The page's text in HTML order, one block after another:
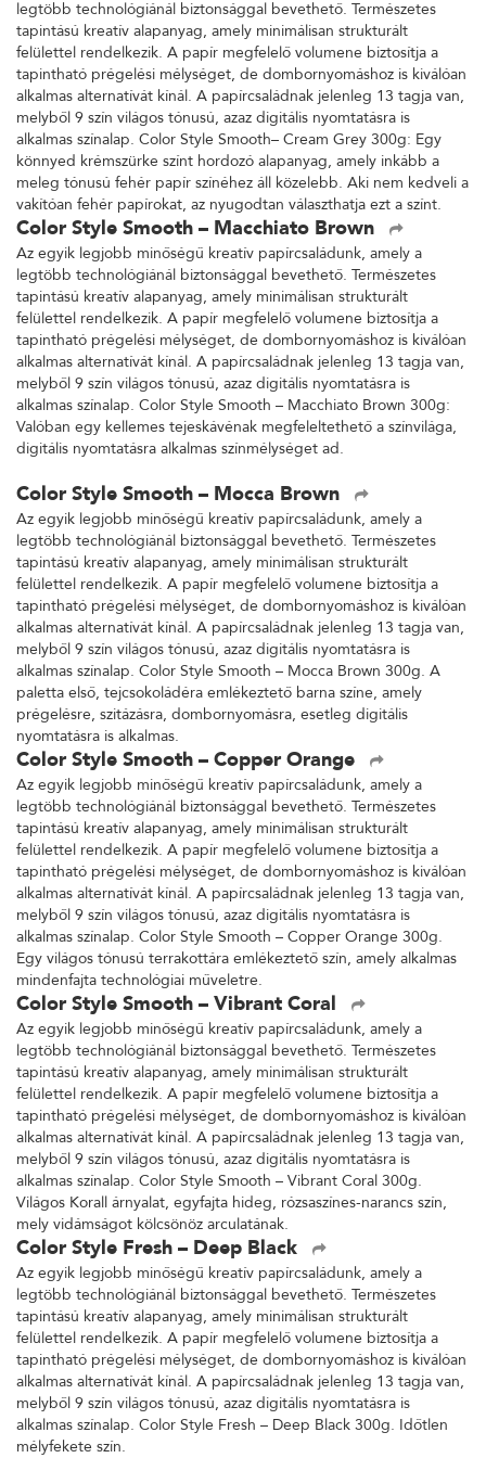
legtöbb technológiánál biztonsággal bevethető. Természetes
tapintású kreatív alapanyag, amely minimálisan strukturált
felülettel rendelkezik. A papír megfelelő volumene biztosítja a
tapintható prégelési mélységet, de dombornyomáshoz is kiválóan
alkalmas alternatívát kínál. A papírcsaládnak jelenleg 13 tagja van,
melyből 9 szín világos tónusú, azaz digitális nyomtatásra is
alkalmas színalap. Color Style Smooth– Cream Grey 300g: Egy
könnyed krémszürke színt hordozó alapanyag, amely inkább a
meleg tónusú fehér papír színéhez áll közelebb. Aki nem kedveli a
vakítóan fehér papírokat, az nyugodtan választhatja ezt a színt.
Color Style Smooth – Macchiato Brown
Az egyik legjobb minőségű kreatív papírcsaládunk, amely a
legtöbb technológiánál biztonsággal bevethető. Természetes
tapintású kreatív alapanyag, amely minimálisan strukturált
felülettel rendelkezik. A papír megfelelő volumene biztosítja a
tapintható prégelési mélységet, de dombornyomáshoz is kiválóan
alkalmas alternatívát kínál. A papírcsaládnak jelenleg 13 tagja van,
melyből 9 szín világos tónusú, azaz digitális nyomtatásra is
alkalmas színalap. Color Style Smooth – Macchiato Brown 300g:
Valóban egy kellemes tejeskávénak megfeleltethető a színvilága,
digitális nyomtatásra alkalmas színmélységet ad.
Color Style Smooth – Mocca Brown
Az egyik legjobb minőségű kreatív papírcsaládunk, amely a
legtöbb technológiánál biztonsággal bevethető. Természetes
tapintású kreatív alapanyag, amely minimálisan strukturált
felülettel rendelkezik. A papír megfelelő volumene biztosítja a
tapintható prégelési mélységet, de dombornyomáshoz is kiválóan
alkalmas alternatívát kínál. A papírcsaládnak jelenleg 13 tagja van,
melyből 9 szín világos tónusú, azaz digitális nyomtatásra is
alkalmas színalap. Color Style Smooth – Mocca Brown 300g. A
paletta első, tejcsokoládéra emlékeztető barna színe, amely
prégelésre, szitázásra, dombornyomásra, esetleg digitális
nyomtatásra is alkalmas.
Color Style Smooth – Copper Orange
Az egyik legjobb minőségű kreatív papírcsaládunk, amely a
legtöbb technológiánál biztonsággal bevethető. Természetes
tapintású kreatív alapanyag, amely minimálisan strukturált
felülettel rendelkezik. A papír megfelelő volumene biztosítja a
tapintható prégelési mélységet, de dombornyomáshoz is kiválóan
alkalmas alternatívát kínál. A papírcsaládnak jelenleg 13 tagja van,
melyből 9 szín világos tónusú, azaz digitális nyomtatásra is
alkalmas színalap. Color Style Smooth – Copper Orange 300g.
Egy világos tónusú terrakottára emlékeztető szín, amely alkalmas
mindenfajta technológiai műveletre.
Color Style Smooth – Vibrant Coral
Az egyik legjobb minőségű kreatív papírcsaládunk, amely a
legtöbb technológiánál biztonsággal bevethető. Természetes
tapintású kreatív alapanyag, amely minimálisan strukturált
felülettel rendelkezik. A papír megfelelő volumene biztosítja a
tapintható prégelési mélységet, de dombornyomáshoz is kiválóan
alkalmas alternatívát kínál. A papírcsaládnak jelenleg 13 tagja van,
melyből 9 szín világos tónusú, azaz digitális nyomtatásra is
alkalmas színalap. Color Style Smooth – Vibrant Coral 300g.
Világos Korall árnyalat, egyfajta hideg, rózsaszínes-narancs szín,
mely vidámságot kölcsönöz arculatának.
Color Style Fresh – Deep Black
Az egyik legjobb minőségű kreatív papírcsaládunk, amely a
legtöbb technológiánál biztonsággal bevethető. Természetes
tapintású kreatív alapanyag, amely minimálisan strukturált
felülettel rendelkezik. A papír megfelelő volumene biztosítja a
tapintható prégelési mélységet, de dombornyomáshoz is kiválóan
alkalmas alternatívát kínál. A papírcsaládnak jelenleg 13 tagja van,
melyből 9 szín világos tónusú, azaz digitális nyomtatásra is
alkalmas színalap. Color Style Fresh – Deep Black 300g. Időtlen
mélyfekete szín.